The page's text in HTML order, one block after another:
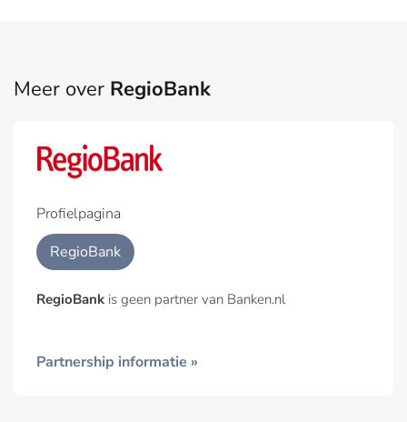
Meer over RegioBank
Profielpagina
RegioBank
RegioBank is geen partner van Banken.nl
Partnership informatie »